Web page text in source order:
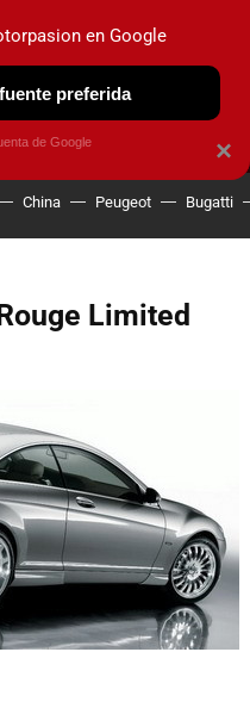
NUEVO
OBSERVATORIO
China Peugeot Bugatti
Limited
×
en Google
preferida
de Google